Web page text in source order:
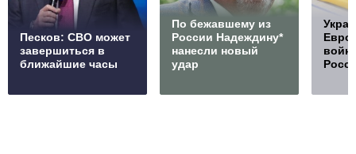
Песков: СВО может
завершиться в
ближайшие часы
По бежавшему из
России Надеждину*
нанесли новый
удар